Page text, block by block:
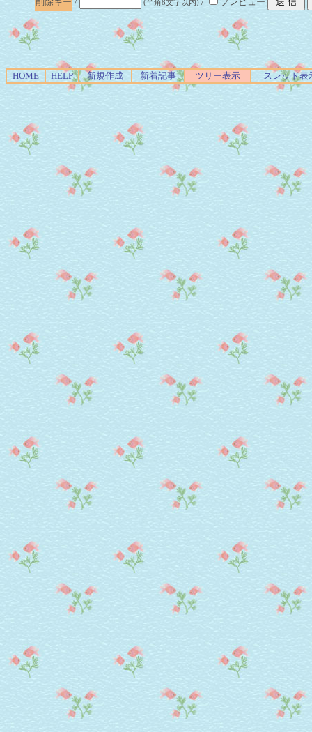
(半角8文字以内)
HOME HELP 新規作成 新着記事 ツリー表示 スレッド表